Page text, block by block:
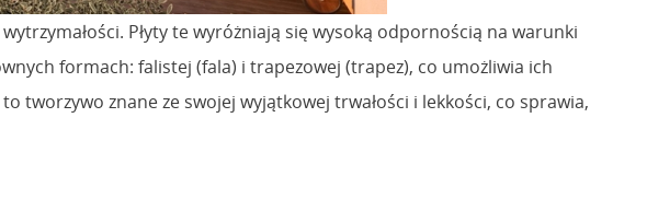
Płyty te wyróżniają się wysoką odpornością na warunki
formach: falistej (fala) i trapezowej (trapez), co umożliwia ich
tworzywo znane ze swojej wyjątkowej trwałości i lekkości, co sprawia,